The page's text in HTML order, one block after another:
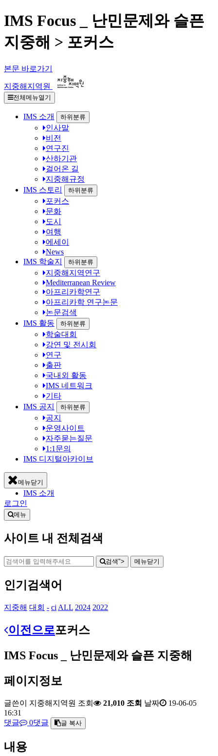
IMS Focus _ 난민문제와 슬픈
지중해 > 포커스
본문 바로가기
지중해지역원
전체메뉴열기
IMS 소개 하위분류
인사말
비전
연구진
산하기관
걸어온 길
지중해규정
IMS 스토리
하위분류
포커스
문화
도시
여행
에세이
News
IMS 학술지
하위분류
지중해지역연구
Mediterranean Review
아프리카학연구
아프리카학 연구논문
논문검색
IMS 활동
하위분류
학술대회
강연 및 전시회
연구
출판
국내외 활동
IMS 네트워크
기타
IMS 공지
하위분류
공지
운영사이트
자주묻는질문
1:1문의
IMS 디지털아카이브
메뉴닫기
IMS 소개
로그인
메뉴
사이트 내 전체검색
검색"> 메뉴닫기
인기검색어
지중해 대회 - ci ALL 2024 2022
이전으로포커스
IMS Focus _ 난민문제와 슬픈 지중해
페이지정보
글쓴이 지중해지역원 조회 21,010 조회 날짜
19-06-05
16:31
댓글
0댓글 글 복사
내용